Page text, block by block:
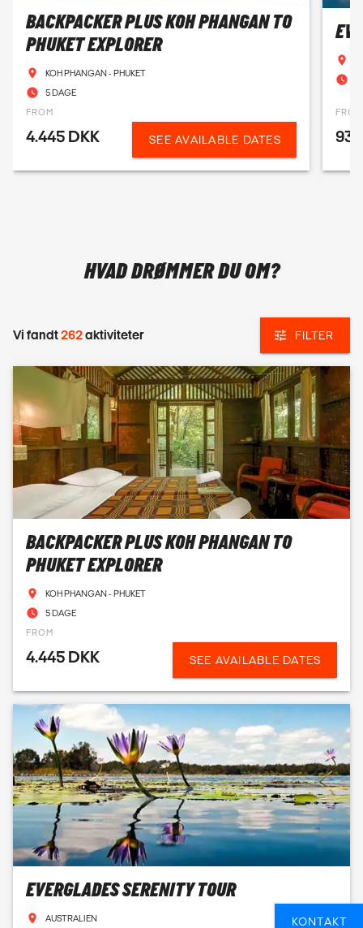
BACKPACKER PLUS KOH PHANGAN TO
PHUKET EXPLORER
KOH PHANGAN - PHUKET
5 DAGE
FROM
4.445 DKK SEE AVAILABLE DATES
FROM
93
HVAD DRØMMER DU OM?
Vi fandt262aktiviteter FILTER
BACKPACKER PLUS KOH PHANGAN TO
PHUKET EXPLORER
KOH PHANGAN - PHUKET
5 DAGE
FROM
4.445 DKK SEE AVAILABLE DATES
EVERGLADES SERENITY TOUR
AUSTRALIEN
KONTAKT